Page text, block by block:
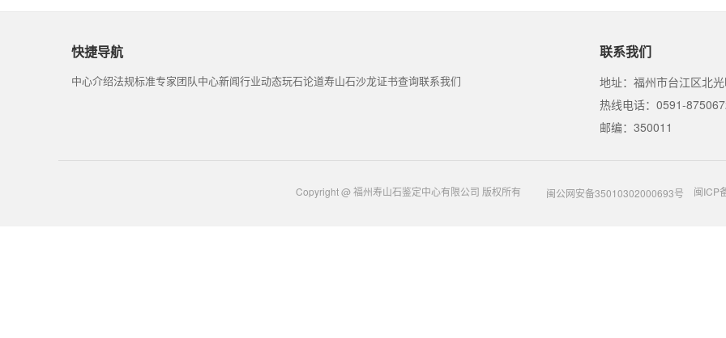
快捷导航
中心介绍法规标准专家团队中心新闻行业动态玩石论道寿山石沙龙证书查询联系我们
联系我们
地址：福州市台江区北
热线电话：0591-
邮编：350011
Copyright @ 福州寿山石鉴定中心有限公司 版权所有 闽公网安备35010302000693号 闽ICP